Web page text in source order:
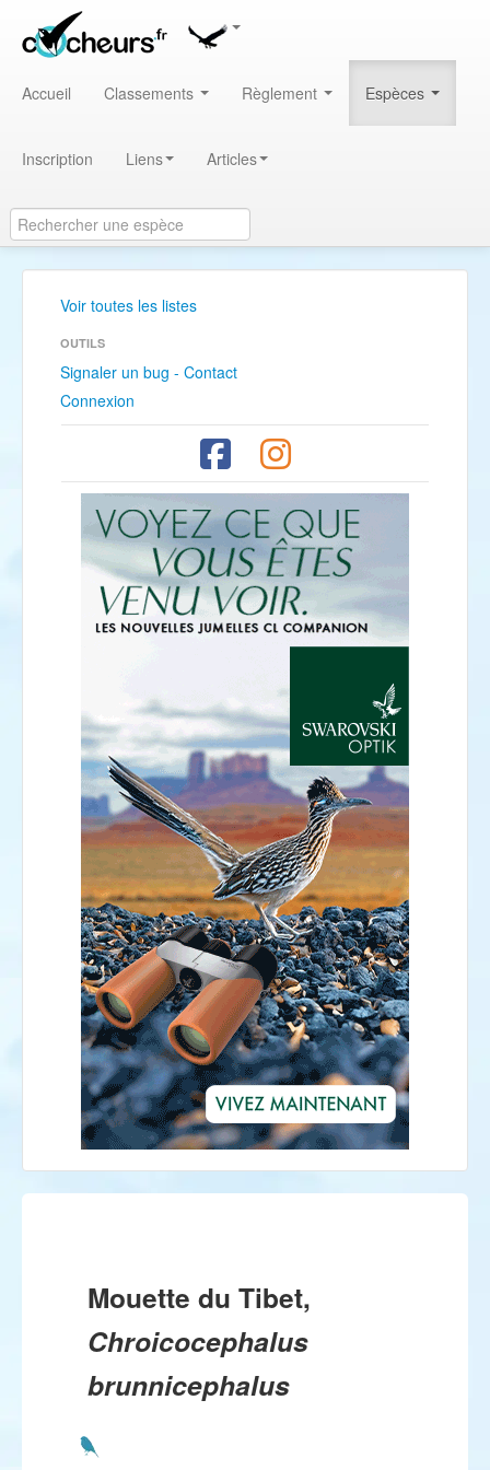
Accueil Classements Règlement Espèces
Inscription Liens Articles
Voir toutes les listes
OUTILS
Signaler un bug - Contact
Connexion
Mouette du Tibet,
Chroicocephalus
brunnicephalus